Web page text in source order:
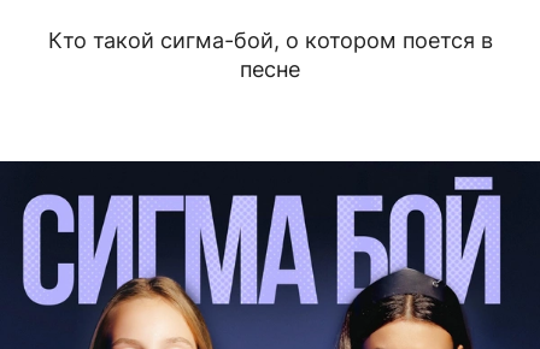
Кто такой сигма-бой, о котором поется в
песне